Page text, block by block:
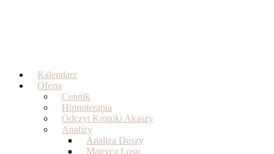
Kalendarz
Oferta
Cennik
Hipnoterapia
Odczyt Kroniki Akaszy
Analizy
Analiza Duszy
Matryca Losu